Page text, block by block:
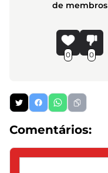
de membros
0 0
Comentários: